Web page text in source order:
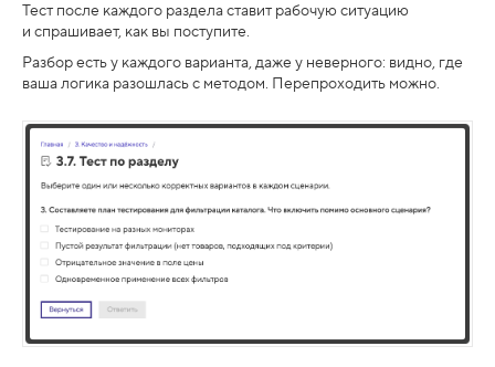
Тест после каждого раздела ставит рабочую ситуацию
и спрашивает, как вы поступите.
Разбор есть у каждого варианта, даже у неверного: видно, где
ваша логика разошлась с методом. Перепроходить можно.